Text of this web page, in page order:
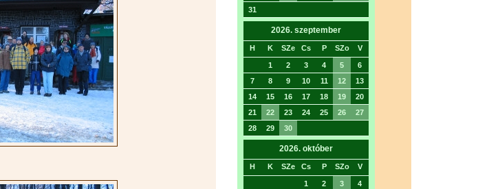
31
2026. szeptember
H K SZe Cs P SZo V
1 2 3 4 5
6
7
8 9 10 11 12
13
14
15 16 17 18 19
20
21
22 23 24 25 26
27
28
29 30
2026. október
H K SZe Cs P SZo V
1 2 3
4